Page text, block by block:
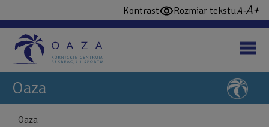
do
treści
Kontrastwłącz
wysoki
Rozmiar tekstu
Oaza
Back
NAWIGUJ
Oaza